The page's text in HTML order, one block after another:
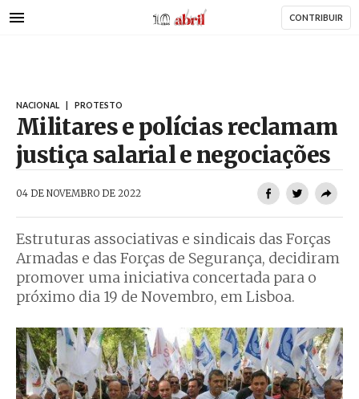
para
AbrilAbril CONTRIBUIR
NACIONAL PROTESTO
Militares e polícias reclamam
justiça salarial e negociações
04 DE NOVEMBRO DE 2022
Estruturas associativas e sindicais das Forças
Armadas e das Forças de Segurança, decidiram
promover uma iniciativa concertada para o
próximo dia 19 de Novembro, em Lisboa.